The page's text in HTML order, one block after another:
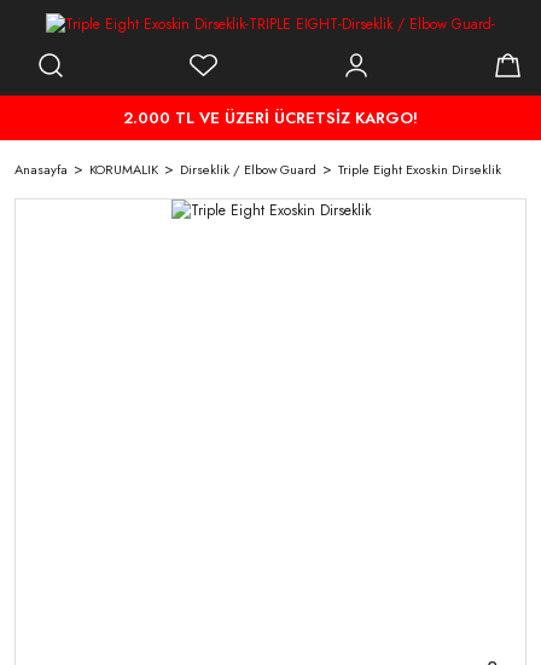
2.000 TL VE ÜZERİ ÜCRETSİZ KARGO!
Anasayfa KORUMALIK Dirseklik / Elbow Guard Triple Eight Exoskin Dirseklik